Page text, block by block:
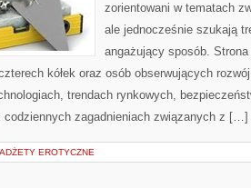
zorientowani w tematach
ale jednocześnie szukają
angażujący sposób.
kółek oraz osób obserwujących
trendach rynkowych,
codziennych zagadnieniach związanych z […]
EROTYCZNE